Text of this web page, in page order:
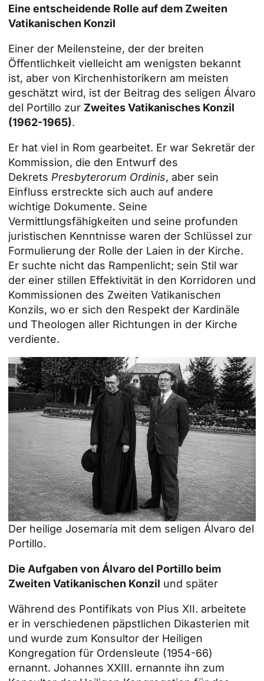
Eine entscheidende Rolle auf dem Zweiten
Vatikanischen Konzil
Einer der Meilensteine, der der breiten
Öffentlichkeit vielleicht am wenigsten bekannt
ist, aber von Kirchenhistorikern am meisten
geschätzt wird, ist der Beitrag des seligen Álvaro
del Portillo zur Zweites Vatikanisches Konzil
(1962-1965).
Er hat viel in Rom gearbeitet. Er war Sekretär der
Kommission, die den Entwurf des
Dekrets Presbyterorum Ordinis, aber sein
Einfluss erstreckte sich auch auf andere
wichtige Dokumente. Seine
Vermittlungsfähigkeiten und seine profunden
juristischen Kenntnisse waren der Schlüssel zur
Formulierung der Rolle der Laien in der Kirche.
Er suchte nicht das Rampenlicht; sein Stil war
der einer stillen Effektivität in den Korridoren und
Kommissionen des Zweiten Vatikanischen
Konzils, wo er sich den Respekt der Kardinäle
und Theologen aller Richtungen in der Kirche
verdiente.
Der heilige Josemaría mit dem seligen Álvaro del
Portillo.
Die Aufgaben von Álvaro del Portillo beim
Zweiten Vatikanischen Konzil und später
Während des Pontifikats von Pius XII. arbeitete
er in verschiedenen päpstlichen Dikasterien mit
und wurde zum Konsultor der Heiligen
Kongregation für Ordensleute (1954-66)
ernannt. Johannes XXIII. ernannte ihn zum